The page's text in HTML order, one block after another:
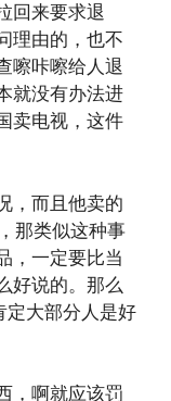
回来要求退
理由的，也不
嚓咔嚓给人退
就没有办法进
卖电视，这件
，而且他卖的
那类似这种事
，一定要比当
好说的。那么
定大部分人是好
，啊就应该罚